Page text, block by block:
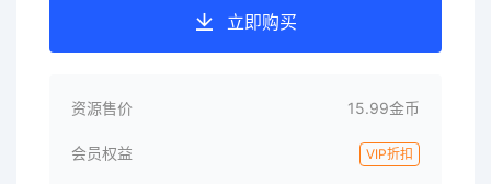
立即购买
资源售价 15.99金币
会员权益 VIP折扣